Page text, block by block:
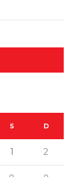
S D
1 2